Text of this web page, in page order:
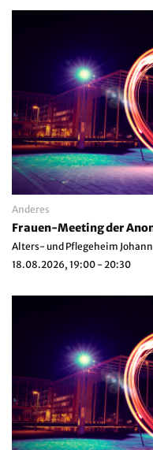
Anderes
Frauen-Meeting der
Alters- und Pflegeheim
18.08.2026, 19:00 - 20:30